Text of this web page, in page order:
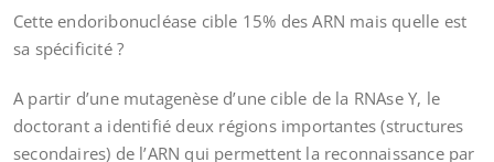
Cette endoribonucléase cible 15% des ARN mais quelle est
sa spécificité ?
A partir d’une mutagenèse d’une cible de la RNAse Y, le
doctorant a identifié deux régions importantes (structures
secondaires) de l’ARN qui permettent la reconnaissance par